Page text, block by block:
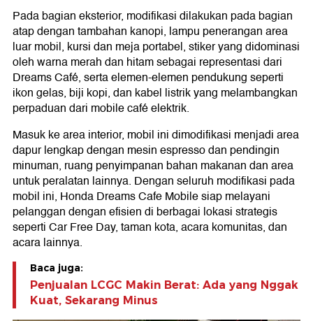
Pada bagian eksterior, modifikasi dilakukan pada bagian
atap dengan tambahan kanopi, lampu penerangan area
luar mobil, kursi dan meja portabel, stiker yang didominasi
oleh warna merah dan hitam sebagai representasi dari
Dreams Café, serta elemen-elemen pendukung seperti
ikon gelas, biji kopi, dan kabel listrik yang melambangkan
perpaduan dari mobile café elektrik.
Masuk ke area interior, mobil ini dimodifikasi menjadi area
dapur lengkap dengan mesin espresso dan pendingin
minuman, ruang penyimpanan bahan makanan dan area
untuk peralatan lainnya. Dengan seluruh modifikasi pada
mobil ini, Honda Dreams Cafe Mobile siap melayani
pelanggan dengan efisien di berbagai lokasi strategis
seperti Car Free Day, taman kota, acara komunitas, dan
acara lainnya.
Baca juga:
Penjualan LCGC Makin Berat: Ada yang Nggak
Kuat, Sekarang Minus